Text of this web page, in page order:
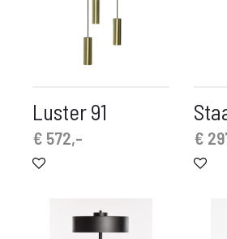
Luster 91
€ 572,- €